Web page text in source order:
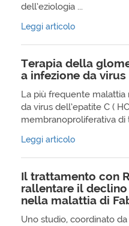
dell’eziologia ...
Leggi articolo
Terapia della
a infezione da virus
La più frequente malattia
da virus dell’epatite C (
membranoproliferativa di
Leggi articolo
Il trattamento con
rallentare il
nella malattia di
Uno studio, coordinato